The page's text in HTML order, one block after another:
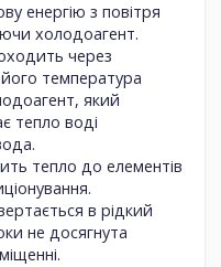
енергію з повітря
холодоагент.
через
температура
який
тепло воді
тепло до елементів
в рідкий
не досягнута